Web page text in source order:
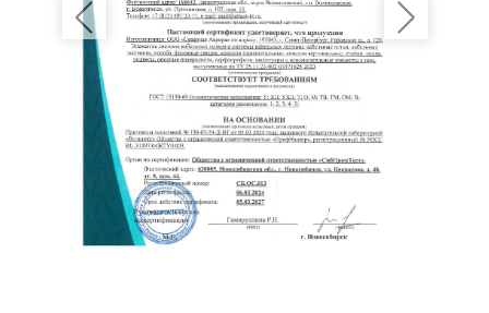
Нажимая кнопку «Отправить» вы даете своё согласие на
обработку персональных данных
Previous Next